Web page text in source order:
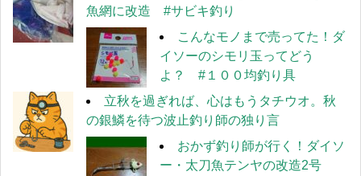
魚網に改造 #サビキ釣り
こんなモノまで売ってた！ダ
イソーのシモリ玉ってどう
よ？ #１００均釣り具
立秋を過ぎれば、心はもうタチウオ。秋
の銀鱗を待つ波止釣り師の独り言
おかず釣り師が行く！ダイソ
ー・太刀魚テンヤの改造2号